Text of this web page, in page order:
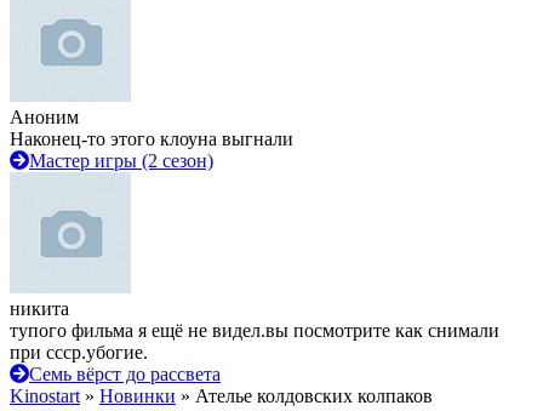
Аноним
Наконец-то этого клоуна выгнали
Мастер игры (2 сезон)
никита
тупого фильма я ещё не видел.вы посмотрите как снимали
при ссср.убогие.
Семь вёрст до рассвета
Kinostart » Новинки » Ателье колдовских колпаков